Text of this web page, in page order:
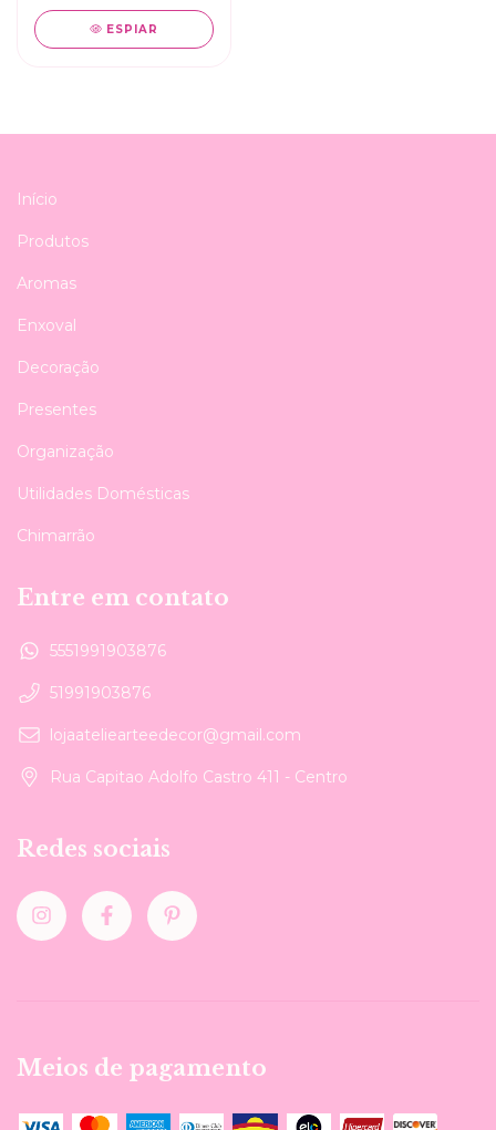
ESPIAR
Início
Produtos
Aromas
Enxoval
Decoração
Presentes
Organização
Utilidades Domésticas
Chimarrão
Entre em contato
5551991903876
51991903876
lojaateliearteedecor@gmail.com
Rua Capitao Adolfo Castro 411 - Centro
Redes sociais
Meios de pagamento